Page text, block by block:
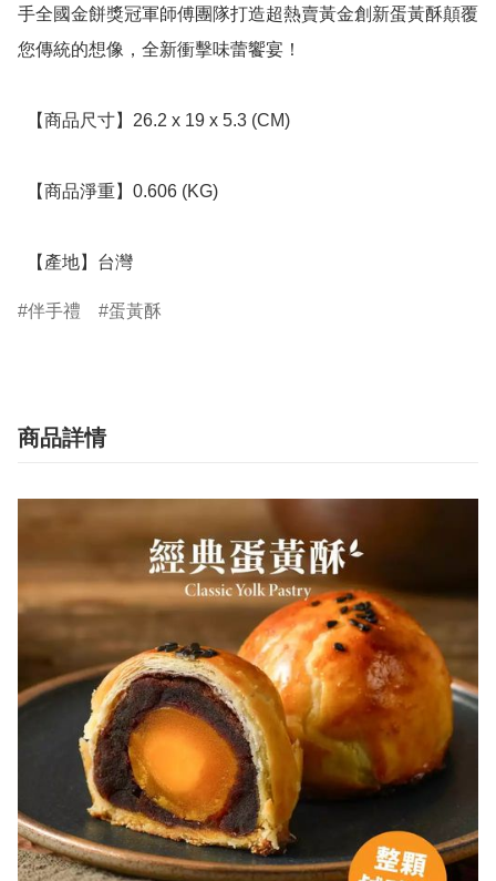
手全國金餅獎冠軍師傅團隊打造超熱賣黃金創新蛋黃酥顛覆
您傳統的想像，全新衝擊味蕾饗宴！
  【產地】台灣
伴手禮 蛋黃酥
商品詳情